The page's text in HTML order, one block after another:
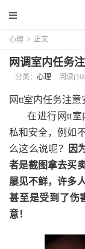
心理 > 正文
网调室内任务
分类： 心理 阅读
网tt室内任务注意
在进行网tt室
私和安全，例如
么这么说呢？
因
者是截图拿去买
屡见不鲜，许多
甚至是受到了伤
意！